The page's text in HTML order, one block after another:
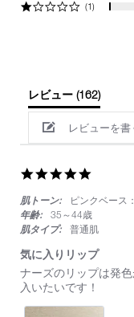
(1)
レビュー (162)
レビューを書
rating
肌トーン:
ピンクベース
年齢:
35～44歳
肌タイプ:
普通肌
気に入りリップ
Review
by
review
stating
ナーズのリップは発
入いたいです！